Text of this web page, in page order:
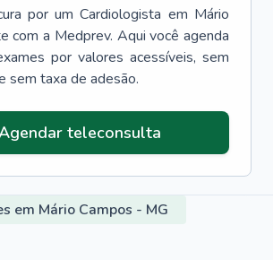
por um Cardiologista em Mário
com a Medprev. Aqui você agenda
por valores acessíveis, sem
sem taxa de adesão.
teleconsulta
em Mário Campos - MG